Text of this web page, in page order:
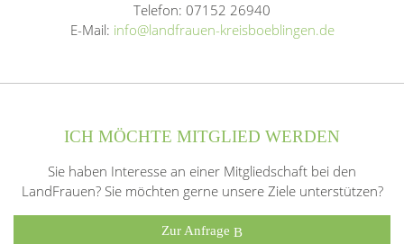
Telefon: 07152 26940
E-Mail: info@landfrauen-kreisboeblingen.de
ICH MÖCHTE MITGLIED WERDEN
Sie haben Interesse an einer Mitgliedschaft bei den
LandFrauen? Sie möchten gerne unsere Ziele unterstützen?
Zur Anfrage